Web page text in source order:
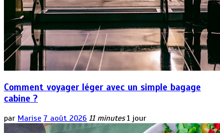
Comment voyager léger avec un simple bagage
cabine ?
par Marise 7 août 2026 11 minutes 1 jour